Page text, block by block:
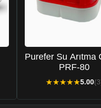
Purefer Su Arıtma
PRF-80
★★★★★5.00